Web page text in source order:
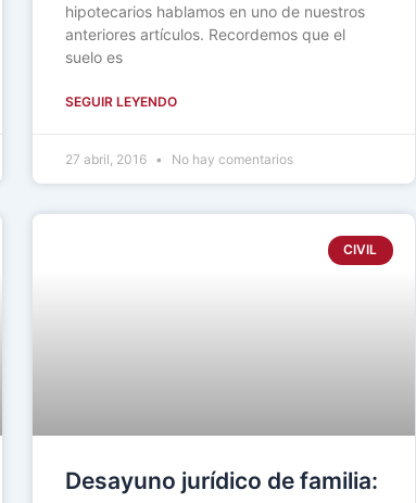
hipotecarios hablamos en uno de nuestros
anteriores artículos. Recordemos que el
suelo es
SEGUIR LEYENDO
27 abril, 2016 No hay comentarios
CIVIL
Desayuno jurídico de familia: